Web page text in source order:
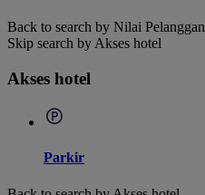
Back to search by Nilai Pelanggan
Skip search by Akses hotel
Akses hotel
Parkir